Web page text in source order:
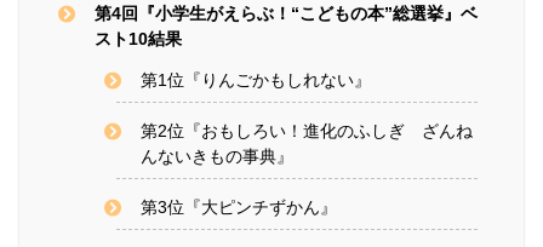
第4回『小学生がえらぶ！“こどもの本”総選挙』ベ
スト10結果
第1位『りんごかもしれない』
第2位『おもしろい！進化のふしぎ ざんね
んないきもの事典』
第3位『大ピンチずかん』